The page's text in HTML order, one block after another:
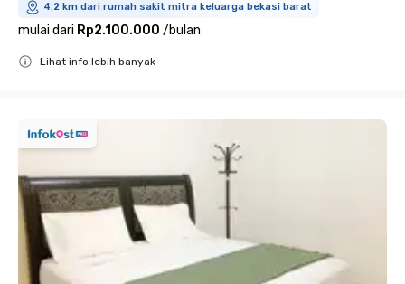
4.2 km dari rumah sakit mitra keluarga bekasi barat
mulai dari Rp2.100.000 /bulan
Lihat info lebih banyak